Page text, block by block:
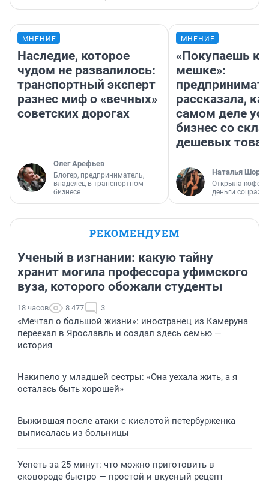
МНЕНИЕ
Наследие, которое
чудом не развалилось:
транспортный эксперт
разнес миф о «вечных»
советских дорогах
Олег Арефьев
Блогер, предприниматель,
владелец в транспортном
бизнесе
МНЕНИЕ
«Покупаешь
мешке»:
рассказала,
самом деле
бизнес со
дешевых
Наталья
Открыла
деньги
РЕКОМЕНДУЕМ
Ученый в изгнании: какую тайну
хранит могила профессора уфимского
вуза, которого обожали студенты
18 часов 8 477 3
«Мечтал о большой жизни»: иностранец из Камеруна
переехал в Ярославль и создал здесь семью —
история
Накипело у младшей сестры: «Она уехала жить, а я
осталась быть хорошей»
Выжившая после атаки с кислотой петербурженка
выписалась из больницы
Успеть за 25 минут: что можно приготовить в
сковороде быстро — простой и вкусный рецепт